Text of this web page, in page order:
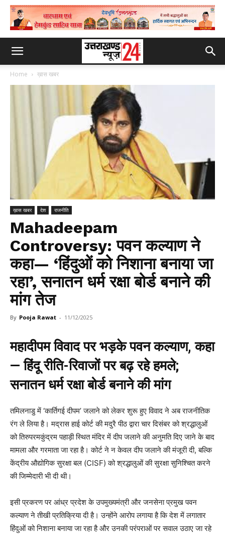
Home ख़ास खबर
ख़ास खबर देश राजनीति
Mahadeepam
Controversy: पवन कल्याण ने
कहा— ‘हिंदुओं को निशाना बनाया जा
रहा’, सनातन धर्म रक्षा बोर्ड बनाने की
मांग तेज
By Pooja Rawat - 11/12/2025
महादीपम विवाद पर भड़के पवन कल्याण, कहा
— हिंदू रीति-रिवाजों पर बढ़ रहे हमले;
सनातन धर्म रक्षा बोर्ड बनाने की मांग
तमिलनाडु में ‘कार्तिगई दीपम’ जलाने को लेकर शुरू हुए विवाद ने अब राजनीतिक
रंग ले लिया है। मद्रास हाई कोर्ट की मदुरै पीठ द्वारा चार दिसंबर को श्रद्धालुओं
को तिरुपरमकुंद्रम पहाड़ी स्थित मंदिर में दीप जलाने की अनुमति दिए जाने के बाद
मामला और गरमाता जा रहा है। कोर्ट ने न केवल दीप जलाने की मंजूरी दी, बल्कि
केंद्रीय औद्योगिक सुरक्षा बल (CISF) को श्रद्धालुओं की सुरक्षा सुनिश्चित करने
की जिम्मेदारी भी दी थी।
इसी प्रकरण पर आंध्र प्रदेश के उपमुख्यमंत्री और जनसेना प्रमुख पवन
कल्याण ने तीखी प्रतिक्रिया दी है। उन्होंने आरोप लगाया है कि देश में लगातार
हिंदुओं को निशाना बनाया जा रहा है और उनकी परंपराओं पर सवाल उठाए जा रहे